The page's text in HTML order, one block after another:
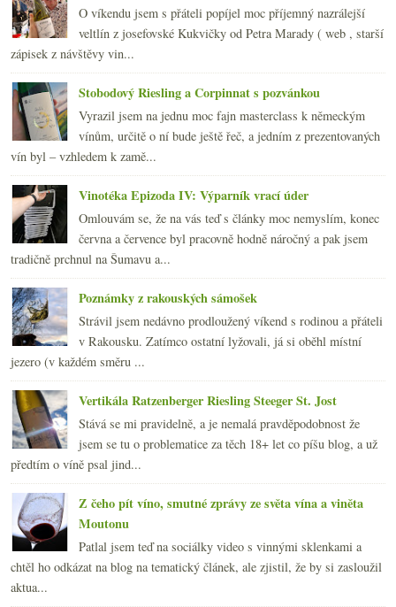
O víkendu jsem s přáteli popíjel moc příjemný nazrálejší
veltlín z josefovské Kukvičky od Petra Marady ( web , starší
zápisek z návštěvy vin...
Stobodový Riesling a Corpinnat s pozvánkou
Vyrazil jsem na jednu moc fajn masterclass k německým
vínům, určitě o ní bude ještě řeč, a jedním z prezentovaných
vín byl – vzhledem k zamě...
Vinotéka Epizoda IV: Výparník vrací úder
Omlouvám se, že na vás teď s články moc nemyslím, konec
června a července byl pracovně hodně náročný a pak jsem
tradičně prchnul na Šumavu a...
Poznámky z rakouských sámošek
Strávil jsem nedávno prodloužený víkend s rodinou a přáteli
v Rakousku. Zatímco ostatní lyžovali, já si oběhl místní
jezero (v každém směru ...
Vertikála Ratzenberger Riesling Steeger St. Jost
Stává se mi pravidelně, a je nemalá pravděpodobnost že
jsem se tu o problematice za těch 18+ let co píšu blog, a už
předtím o víně psal jind...
Z čeho pít víno, smutné zprávy ze světa vína a viněta
Moutonu
Patlal jsem teď na sociálky video s vinnými sklenkami a
chtěl ho odkázat na blog na tematický článek, ale zjistil, že by si zasloužil
aktua...